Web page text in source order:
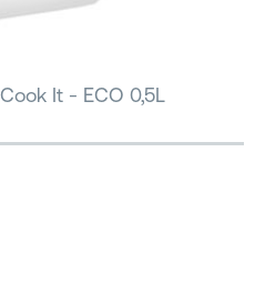
It - ECO 0,5L